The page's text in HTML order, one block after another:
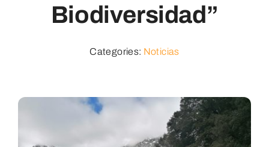
NoticiasBiodiversidad”
Categories: Noticias